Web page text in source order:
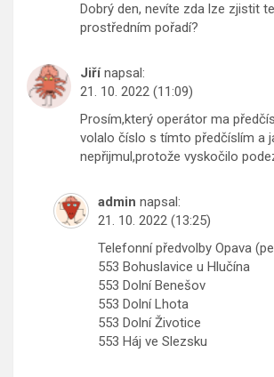
Dobrý den, nevíte zda lze zjistit
prostředním pořadí?
Jiří napsal:
21. 10. 2022 (11:09)
Prosím,který operátor ma
volalo číslo s tímto předčíslím a
nepřijmul,protože vyskočilo
admin napsal:
21. 10. 2022 (13:25)
Telefonní předvolby Opava
553 Bohuslavice u Hlučína
553 Dolní Benešov
553 Dolní Lhota
553 Dolní Životice
553 Háj ve Slezsku